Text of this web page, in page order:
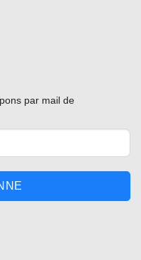
par mail de